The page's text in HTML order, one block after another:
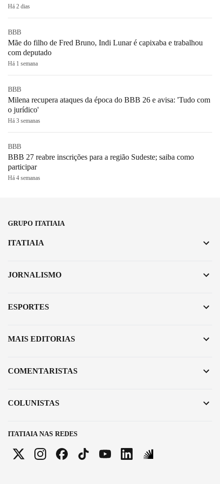
Há 2 dias
BBB
Mãe do filho de Fred Bruno, Indi Lunar é capixaba e trabalhou
com deputado
Há 1 semana
BBB
Milena recupera ataques da época do BBB 26 e avisa: 'Tudo com
o jurídico'
Há 3 semanas
BBB
BBB 27 reabre inscrições para a região Sudeste; saiba como
participar
Há 4 semanas
GRUPO ITATIAIA
ITATIAIA NAS REDES
ITATIAIA
JORNALISMO
ESPORTES
MAIS EDITORIAS
COMENTARISTAS
COLUNISTAS